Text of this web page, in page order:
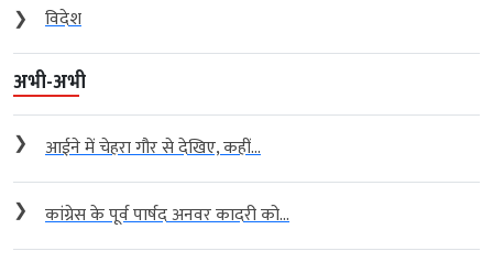
❯
विदेश
अभी-अभी
❯ आईने में चेहरा गौर से देखिए, कहीं...
❯ कांग्रेस के पूर्व पार्षद अनवर कादरी को...